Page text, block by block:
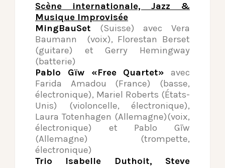
Scène internationale, Jazz &
Musique Improvisée
MingBauSet (Suisse) avec Vera
Baumann (voix), Florestan Berset
(guitare) et Gerry Hemingway
(batterie)
Pablo Gïw «Free Quartet» avec
Farida Amadou (France) (basse,
électronique), Mariel Roberts (États-
Unis) (violoncelle, électronique),
Laura Totenhagen (Allemagne)(voix,
électronique) et Pablo Gīw
(Allemagne) (trompette,
électronique)
Trio Isabelle Duthoit, Steve